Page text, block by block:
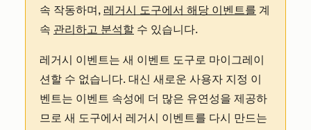
속 작동하며, 레거시 도구에서 해당 이벤트를 계
속 관리하고 분석할 수 있습니다.
레거시 이벤트는 새 이벤트 도구로 마이그레이
션할 수 없습니다. 대신 새로운 사용자 지정 이
벤트는 이벤트 속성에 더 많은 유연성을 제공하
므로 새 도구에서 레거시 이벤트를 다시 만드는